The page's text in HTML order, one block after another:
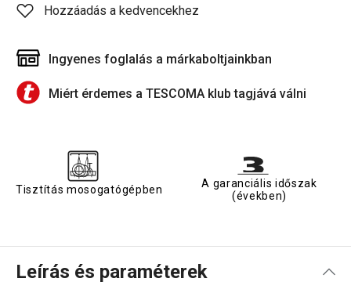
Hozzáadás a kedvencekhez
Ingyenes foglalás a márkaboltjainkban
Miért érdemes a TESCOMA klub tagjává válni
Tisztítás mosogatógépben
A garanciális időszak
(években)
Leírás és paraméterek